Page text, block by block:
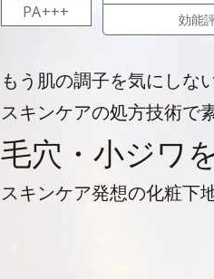
PA+++
効能
もう肌の調子を気にしな
スキンケアの処方技術で
毛穴・小ジワ
スキンケア発想の化粧下